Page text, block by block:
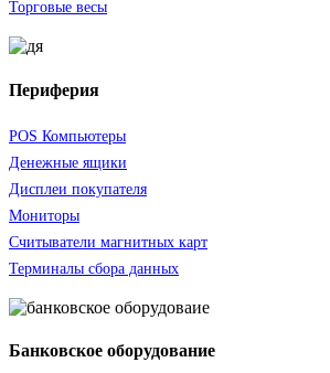
Торговые весы
Периферия
POS Компьютеры
Денежные ящики
Дисплеи покупателя
Мониторы
Считыватели магнитных карт
Терминалы сбора данных
Банковское оборудование